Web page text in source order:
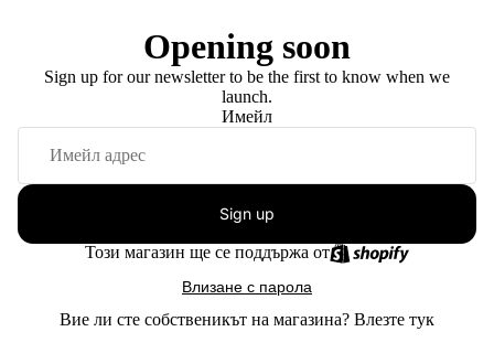
Opening soon
Sign up for our newsletter to be the first to know when we
launch.
Имейл
Sign up
Този магазин ще се поддържа от
Влизане с парола
Вие ли сте собственикът на магазина? Влезте тук